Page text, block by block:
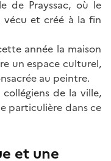
de Prayssac, où le
vécu et créé à la fin
année la maison
un espace culturel,
au peintre.
collégiens de la ville,
particulière dans ce
et une